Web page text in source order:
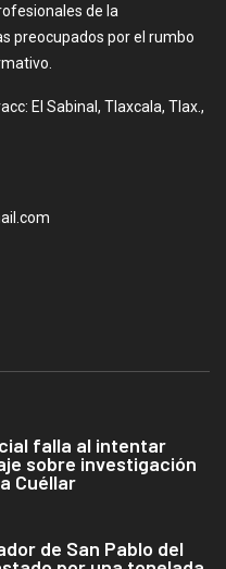
de la
preocupados por el rumbo
El Sabinal, Tlaxcala, Tlax.,
falla al intentar
sobre investigación
Cuéllar
de San Pablo del